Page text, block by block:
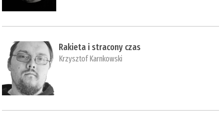
Rakieta i stracony czas
Krzysztof Karnkowski